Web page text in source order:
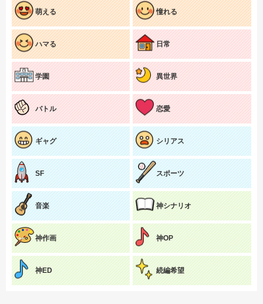
萌える 憧れる
ハマる 日常
学園 異世界
バトル 恋愛
ギャグ シリアス
SF スポーツ
音楽 神シナリオ
神作画 神OP
神ED 続編希望